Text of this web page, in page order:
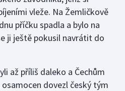
vleže. Na Žemličkově
příčku spadla a bylo na
ji ještě pokusil navrátit do
až příliš daleko a Čechům
dovezl český tým